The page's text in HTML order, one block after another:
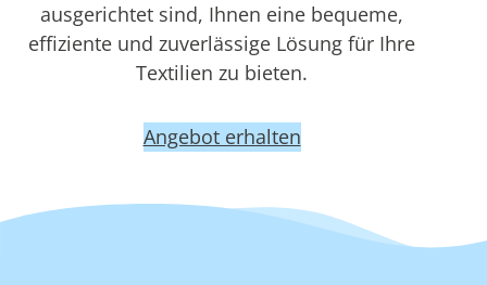
ausgerichtet sind, Ihnen eine bequeme,
effiziente und zuverlässige Lösung für Ihre
Textilien zu bieten.
Angebot erhalten